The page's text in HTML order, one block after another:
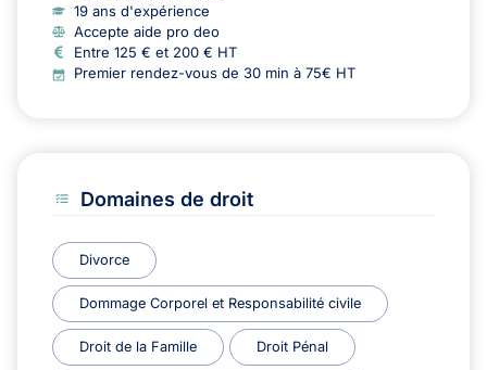
19 ans d'expérience
Accepte aide pro deo
Entre 125 € et 200 € HT
Premier rendez-vous de 30 min à 75€ HT
Domaines de droit
Divorce
Dommage Corporel et Responsabilité civile
Droit de la Famille Droit Pénal